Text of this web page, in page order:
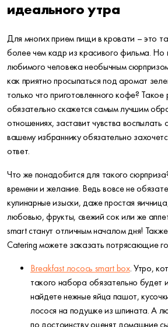
идеального утра
Для многих прием пищи в кровати – это
более чем кадр из красивого фильма. Но
любимого человека необычным
как приятно просыпаться под аромат
только что приготовленного кофе? Такое
обязательно скажется самым лучшим
отношениях, заставит чувства воспылать
вашему избраннику обязательно
ответ.
Что же понадобится для такого
времени и желание. Ведь вовсе не
кулинарные изыски, даже простая
любовью, фрукты, свежий сок или же
smart станут отличным началом дня!
Catering можете заказать потрясающие
Breakfast лосось smart box. Утро,
такого набора обязательно будет
найдете нежные яйца пашот,
лосося на подушке из шпината. А
по достоинству оценят домашние